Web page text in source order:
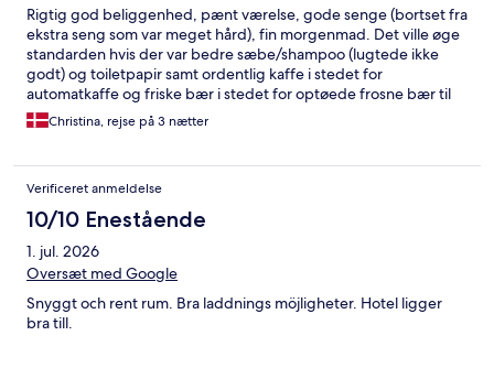
Rigtig god beliggenhed, pænt værelse, gode senge (bortset fra
ekstra seng som var meget hård), fin morgenmad. Det ville øge
standarden hvis der var bedre sæbe/shampoo (lugtede ikke
godt) og toiletpapir samt ordentlig kaffe i stedet for
automatkaffe og friske bær i stedet for optøede frosne bær til
morgenmaden. Rengøring ok, men kunne være bedre.
Christina, rejse på 3 nætter
Verificeret anmeldelse
10/10 Enestående
1. jul. 2026
Oversæt med Google
Snyggt och rent rum. Bra laddnings möjligheter. Hotel ligger
bra till.